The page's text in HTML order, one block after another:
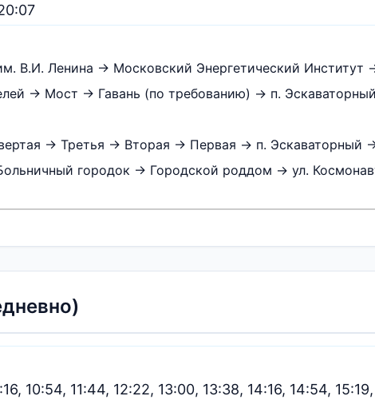
В.И. Ленина → Московский Энергетический Институт
→ Мост → Гавань (по требованию) → п.
→ Третья → Вторая → Первая → п. Эскаваторный
городок → Городской роддом → ул.
10:54, 11:44, 12:22, 13:00, 13:38, 14:16, 14:54,